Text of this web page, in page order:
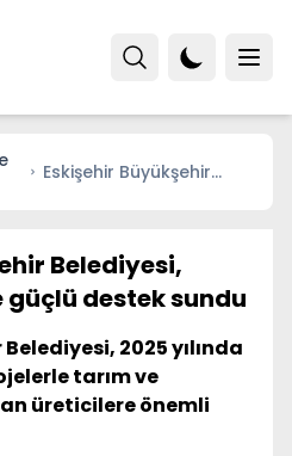
Eskişehir Büyükşehir
Belediyesi,
güçlü destek sundu
2025 yılında
tarım ve
üreticilere önemli